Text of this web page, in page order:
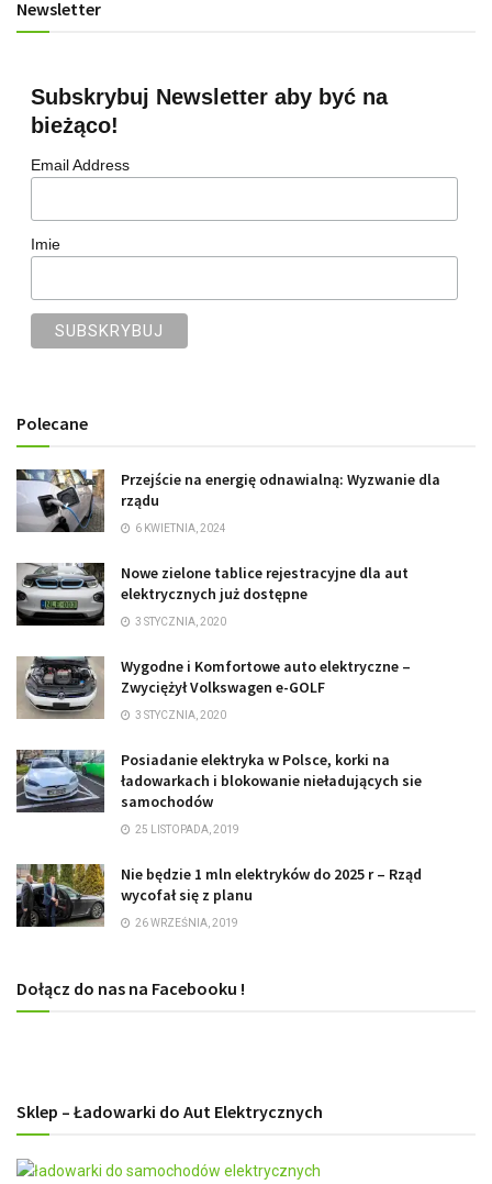
Newsletter
Subskrybuj Newsletter aby być na
bieżąco!
Email Address
Imie
Polecane
Przejście na energię odnawialną: Wyzwanie dla
rządu
6 KWIETNIA, 2024
Nowe zielone tablice rejestracyjne dla aut
elektrycznych już dostępne
3 STYCZNIA, 2020
Wygodne i Komfortowe auto elektryczne –
Zwyciężył Volkswagen e-GOLF
3 STYCZNIA, 2020
Posiadanie elektryka w Polsce, korki na
ładowarkach i blokowanie nieładujących sie
samochodów
25 LISTOPADA, 2019
Nie będzie 1 mln elektryków do 2025 r – Rząd
wycofał się z planu
26 WRZEŚNIA, 2019
Dołącz do nas na Facebooku !
Sklep – Ładowarki do Aut Elektrycznych